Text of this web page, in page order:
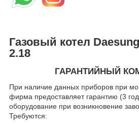
Газовый котел
2.18
ГАРАНТИЙНЫЙ
При наличие данных приборов при
фирма предоставляет гарантию (3
оборудование при возникновение
Требуются: